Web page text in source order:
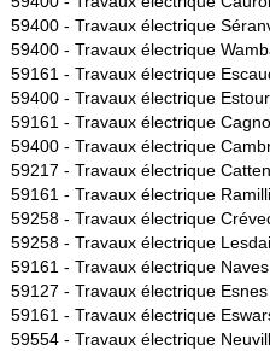
59400 - Travaux électrique
59400 - Travaux électrique
59161 - Travaux électrique
59400 - Travaux électrique
59161 - Travaux électrique
59400 - Travaux électrique
59217 - Travaux électrique
59161 - Travaux électrique
59258 - Travaux électrique
59258 - Travaux électrique
59161 - Travaux électrique Naves
59127 - Travaux électrique Esnes
59161 - Travaux électrique
59554 - Travaux électrique